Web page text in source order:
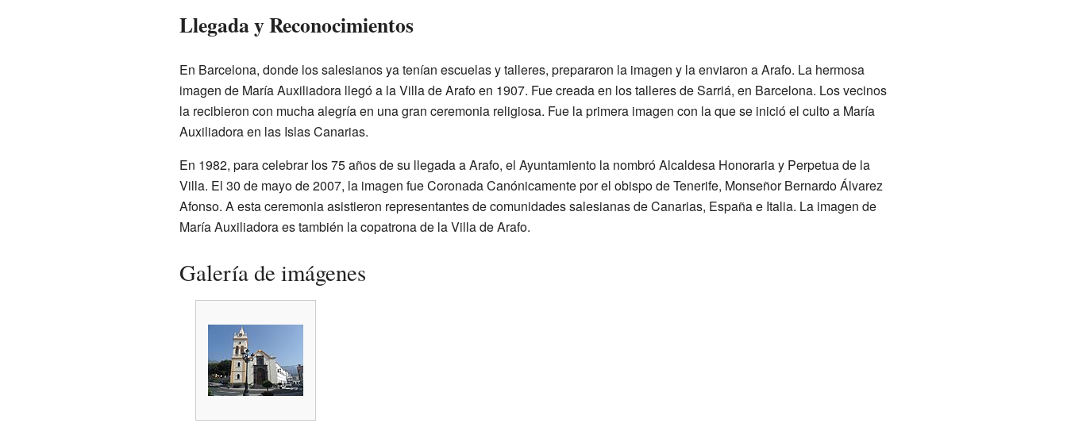
Llegada y Reconocimientos
En Barcelona, donde los salesianos ya tenían escuelas y talleres, prepararon la imagen y la enviaron a Arafo. La hermosa
imagen de María Auxiliadora llegó a la Villa de Arafo en 1907. Fue creada en los talleres de Sarriá, en Barcelona. Los vecinos
la recibieron con mucha alegría en una gran ceremonia religiosa. Fue la primera imagen con la que se inició el culto a María
Auxiliadora en las Islas Canarias.
En 1982, para celebrar los 75 años de su llegada a Arafo, el Ayuntamiento la nombró Alcaldesa Honoraria y Perpetua de la
Villa. El 30 de mayo de 2007, la imagen fue Coronada Canónicamente por el obispo de Tenerife, Monseñor Bernardo Álvarez
Afonso. A esta ceremonia asistieron representantes de comunidades salesianas de Canarias, España e Italia. La imagen de
María Auxiliadora es también la copatrona de la Villa de Arafo.
Galería de imágenes